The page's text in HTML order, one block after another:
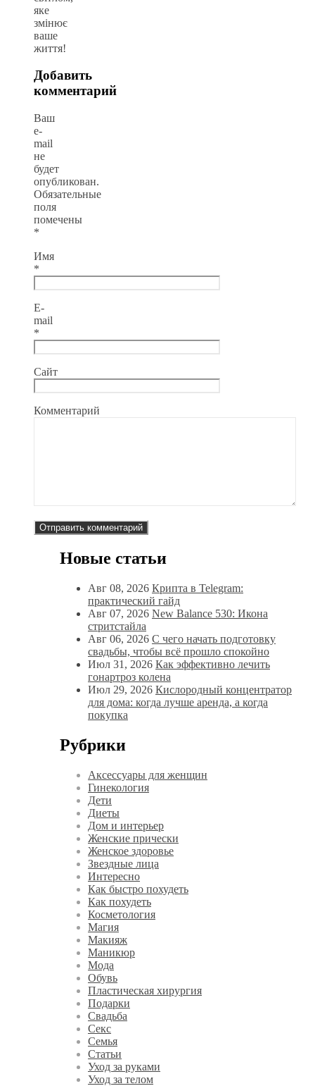
яке
змінює
ваше
життя!
Добавить
комментарий
Ваш
e-
mail
не
будет
опубликован.
Обязательные
поля
помечены
*
Имя
*
E-
mail
*
Сайт
Комментарий
Новые статьи
Авг 08, 2026 Крипта в Telegram:
практический гайд
Авг 07, 2026 New Balance 530: Икона
стритстайла
Авг 06, 2026 С чего начать подготовку
свадьбы, чтобы всё прошло спокойно
Июл 31, 2026 Как эффективно лечить
гонартроз колена
Июл 29, 2026 Кислородный концентратор
для дома: когда лучше аренда, а когда
покупка
Рубрики
Аксессуары для женщин
Гинекология
Дети
Диеты
Дом и интерьер
Женские прически
Женское здоровье
Звездные лица
Интересно
Как быстро похудеть
Как похудеть
Косметология
Магия
Макияж
Маникюр
Мода
Обувь
Пластическая хирургия
Подарки
Свадьба
Секс
Семья
Статьи
Уход за руками
Уход за телом